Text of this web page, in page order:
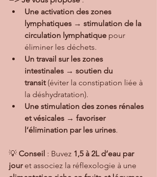
Une activation des zones
lymphatiques → stimulation de la
circulation lymphatique pour
éliminer les déchets.
Un travail sur les zones
intestinales → soutien du
transit (éviter la constipation liée à
la déshydratation).
Une stimulation des zones rénales
et vésicales → favoriser
l’élimination par les urines.
💡 Conseil : Buvez 1,5 à 2L d’eau par
jour et associez la réflexologie à une